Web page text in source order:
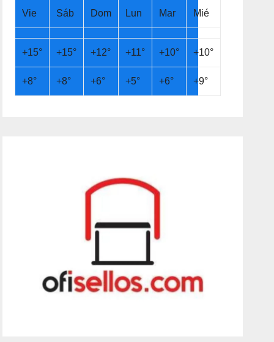
Vie Sáb Dom Lun Mar Mié
+15° +15° +12° +11° +10° +10°
+8° +8° +6° +5° +6° +9°